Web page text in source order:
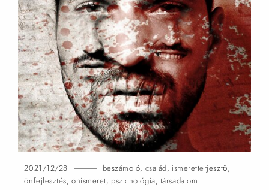
2021/12/28 beszámoló, család, ismeretterjesztő,
önfejlesztés,önismeret, pszichológia, társadalom